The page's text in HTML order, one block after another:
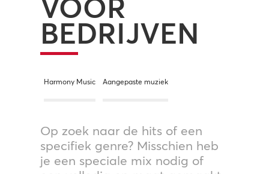
VOOR
BEDRIJVEN
Harmony Music Aangepaste muziek
Op zoek naar de hits of een
specifiek genre? Misschien heb
je een speciale mix nodig of